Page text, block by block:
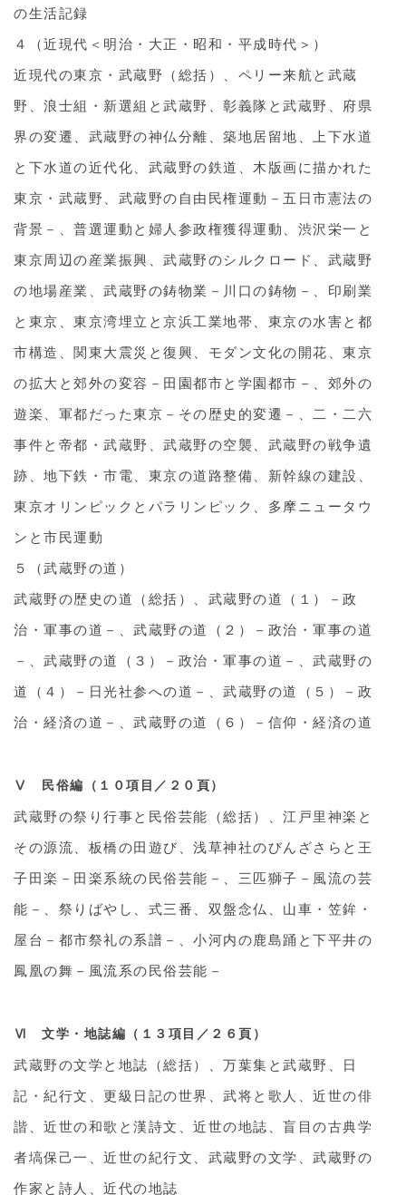
の生活記録
４（近現代＜明治・大正・昭和・平成時代＞）
近現代の東京・武蔵野（総括）、ペリー来航と武蔵
野、浪士組・新選組と武蔵野、彰義隊と武蔵野、府県
界の変遷、武蔵野の神仏分離、築地居留地、上下水道
と下水道の近代化、武蔵野の鉄道、木版画に描かれた
東京・武蔵野、武蔵野の自由民権運動－五日市憲法の
背景－、普選運動と婦人参政権獲得運動、渋沢栄一と
東京周辺の産業振興、武蔵野のシルクロード、武蔵野
の地場産業、武蔵野の鋳物業－川口の鋳物－、印刷業
と東京、東京湾埋立と京浜工業地帯、東京の水害と都
市構造、関東大震災と復興、モダン文化の開花、東京
の拡大と郊外の変容－田園都市と学園都市－、郊外の
遊楽、軍都だった東京－その歴史的変遷－、二・二六
事件と帝都・武蔵野、武蔵野の空襲、武蔵野の戦争遺
跡、地下鉄・市電、東京の道路整備、新幹線の建設、
東京オリンピックとパラリンピック、多摩ニュータウ
ンと市民運動
５（武蔵野の道）
武蔵野の歴史の道（総括）、武蔵野の道（１）－政
治・軍事の道－、武蔵野の道（２）－政治・軍事の道
－、武蔵野の道（３）－政治・軍事の道－、武蔵野の
道（４）－日光社参への道－、武蔵野の道（５）－政
治・経済の道－、武蔵野の道（６）－信仰・経済の道
Ⅴ 民俗編（１０項目／２０頁）
武蔵野の祭り行事と民俗芸能（総括）、江戸里神楽と
その源流、板橋の田遊び、浅草神社のびんざさらと王
子田楽－田楽系統の民俗芸能－、三匹獅子－風流の芸
能－、祭りばやし、式三番、双盤念仏、山車・笠鉾・
屋台－都市祭礼の系譜－、小河内の鹿島踊と下平井の
鳳凰の舞－風流系の民俗芸能－
Ⅵ 文学・地誌編（１３項目／２６頁）
武蔵野の文学と地誌（総括）、万葉集と武蔵野、日
記・紀行文、更級日記の世界、武将と歌人、近世の俳
諧、近世の和歌と漢詩文、近世の地誌、盲目の古典学
者塙保己一、近世の紀行文、武蔵野の文学、武蔵野の
作家と詩人、近代の地誌